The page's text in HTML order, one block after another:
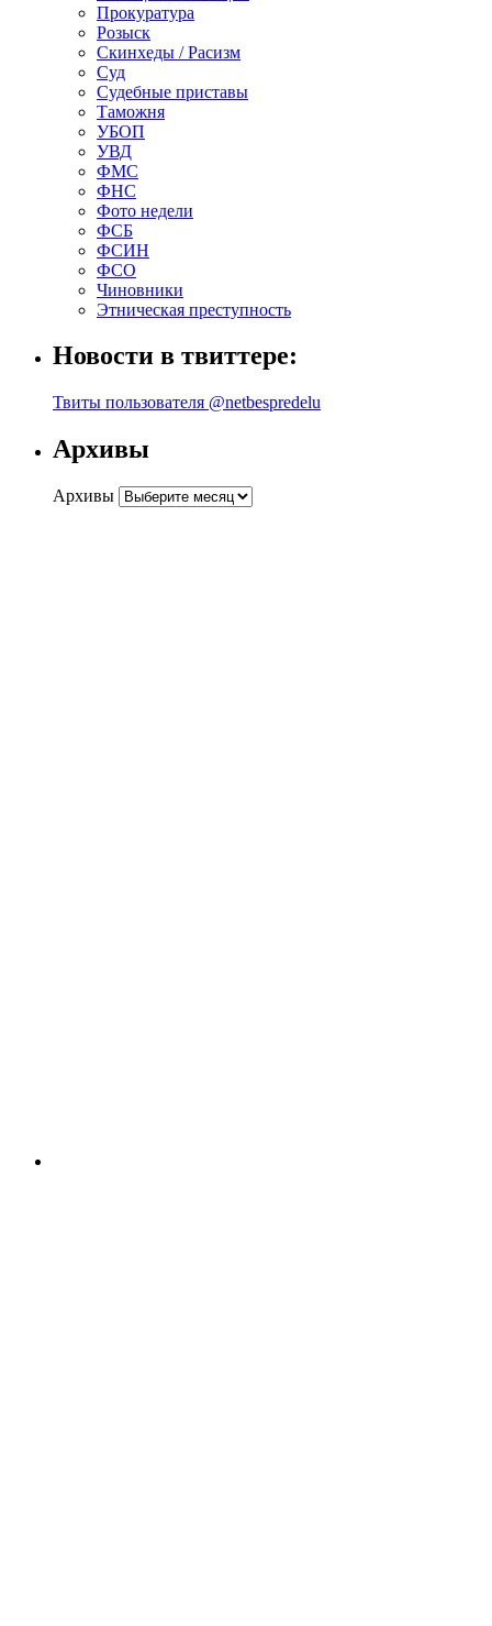
Прокуратура
Розыск
Скинхеды / Расизм
Суд
Судебные приставы
Таможня
УБОП
УВД
ФМС
ФНС
Фото недели
ФСБ
ФСИН
ФСО
Чиновники
Этническая преступность
Новости в твиттере:
Твиты пользователя @netbespredelu
Архивы
Архивы